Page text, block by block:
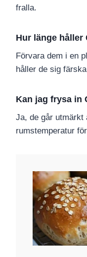
fralla.
Hur länge
Förvara dem i en
håller de sig
Kan jag frysa in
Ja, de går utmärkt
rumstemperatur